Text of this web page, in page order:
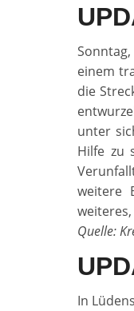
einem
die
unter
Hilfe zu
weitere
Quelle:
In